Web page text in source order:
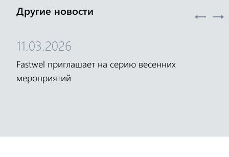
Другие новости
11.03.2026
Fastwel приглашает на серию весенних
мероприятий